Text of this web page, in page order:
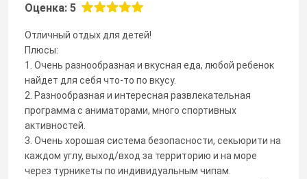
Оценка: 5
Отличный отдых для детей!
Плюсы:
1. Очень разнообразная и вкусная еда, любой ребенок
найдет для себя что-то по вкусу.
2. Разнообразная и интересная развлекательная
программа с аниматорами, много спортивных
активностей.
3. Очень хорошая система безопасности, секьюрити на
каждом углу, выход/вход за территорию и на море
через турникеты по индивидуальным чипам.